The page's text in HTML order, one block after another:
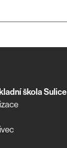
škola Sulice